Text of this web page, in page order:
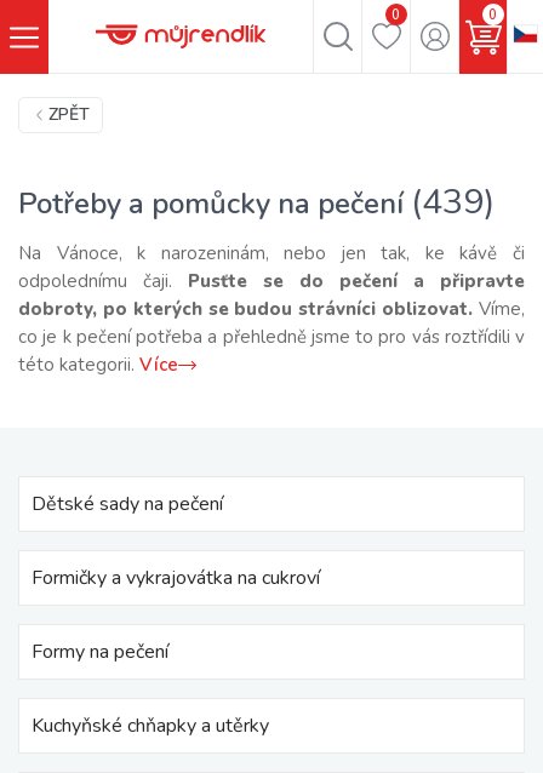
0 0
ZPĚT
Potřeby a pomůcky na pečení (439)
Na Vánoce, k narozeninám, nebo jen tak, ke kávě či
odpolednímu čaji. Pusťte se do pečení a připravte
dobroty, po kterých se budou strávníci oblizovat. Víme,
co je k pečení potřeba a přehledně jsme to pro vás roztřídili v
této kategorii. Více
Dětské sady na pečení
Formičky a vykrajovátka na cukroví
Formy na pečení
Kuchyňské chňapky a utěrky